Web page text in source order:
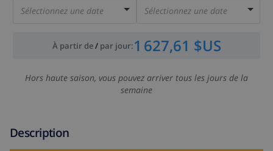
Sélectionnez une date Sélectionnez une date
À partir de/ par jour:1 627,61 $US
Hors haute saison, vous pouvez arriver tous les jours de la
semaine
Description